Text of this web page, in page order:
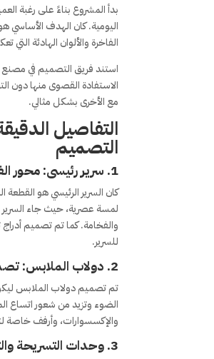
بدأ المشروع بناءً على رغبة
اليومية. كان الهدف الأساسي
الفاخرة والألوان الهادئة
استند فريق التصميم في مصنع
الاستفادة القصوى منها دون
مع الأخرى بشكل مثالي.
التفاصيل
التصميم
1. سرير رئيسى: محور
كان السرير الرئيسي هو
لمسة عصرية، حيث جاء
والفخامة. كما تم تصميم
للسرير.
2. دولاب الملابس:
تم تصميم دولاب الملابس
الضوء وتزيد من شعور اتساع
والإكسسوارات، وأرفف خاصة
3. وحدات التسريحة